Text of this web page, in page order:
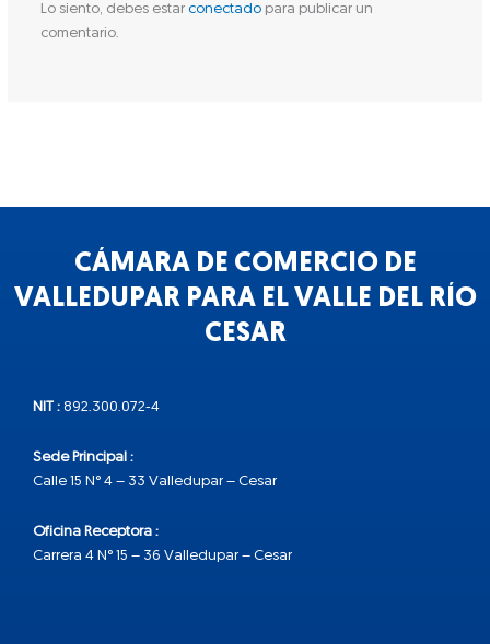
Lo siento, debes estar conectadopara publicar un
comentario.
CÁMARA DE COMERCIO DE
VALLEDUPAR PARA EL VALLE DEL RÍO
CESAR
NIT : 892.300.072-4
Sede Principal :
Calle 15 N° 4 – 33 Valledupar – Cesar
Oficina Receptora :
Carrera 4 N° 15 – 36 Valledupar – Cesar